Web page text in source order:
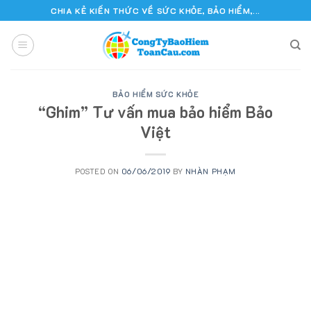
to
content
CHIA KẺ KIẾN THỨC VỀ SỨC KHỎE, BẢO HIỂM,...
BẢO HIỂM SỨC KHỎE
“Ghim” Tư vấn mua bảo hiểm Bảo
Việt
POSTED ON 06/06/2019 BY NHÀN PHẠM